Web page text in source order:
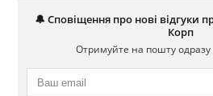
🔔 Сповіщення про нові відгуки
Корп
Отримуйте на пошту одразу